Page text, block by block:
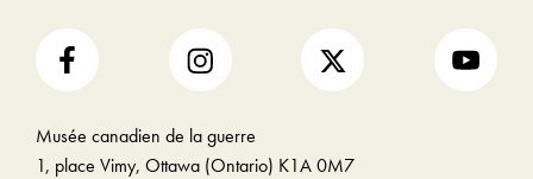
Musée canadien de la guerre
1, place Vimy, Ottawa (Ontario) K1A 0M7